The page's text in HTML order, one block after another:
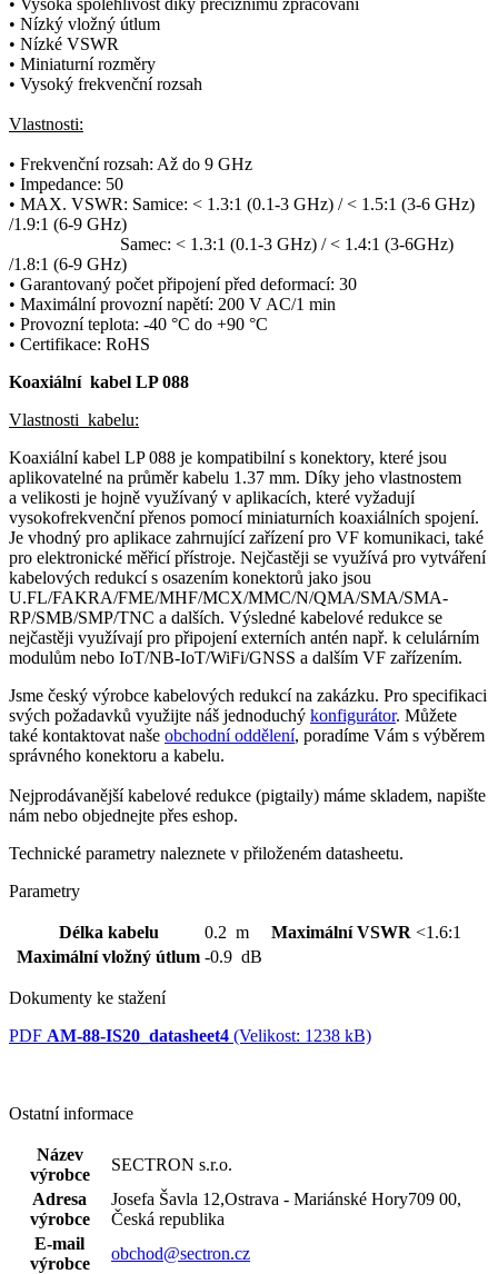
• Nízký vložný útlum
• Nízké VSWR
• Miniaturní rozměry
• Vysoký frekvenční rozsah
Vlastnosti:
• Frekvenční rozsah: Až do 9 GHz
• Impedance: 50
• MAX. VSWR: Samice: < 1.3:1 (0.1-3 GHz) / < 1.5:1 (3-6 GHz)
/1.9:1 (6-9 GHz)
Samec: < 1.3:1 (0.1-3 GHz) / < 1.4:1 (3-6GHz)
/1.8:1 (6-9 GHz)
• Garantovaný počet připojení před deformací: 30
• Maximální provozní napětí: 200 V AC/1 min
• Provozní teplota: -40 °C do +90 °C
• Certifikace: RoHS
Koaxiální kabel LP 088
Vlastnosti kabelu:
Koaxiální kabel LP 088 je kompatibilní s konektory, které jsou
aplikovatelné na průměr kabelu 1.37 mm. Díky jeho vlastnostem
a velikosti je hojně využívaný v aplikacích, které vyžadují
vysokofrekvenční přenos pomocí miniaturních koaxiálních spojení.
Je vhodný pro aplikace zahrnující zařízení pro VF komunikaci, také
pro elektronické měřicí přístroje. Nejčastěji se využívá pro vytváření
kabelových redukcí s osazením konektorů jako jsou
U.FL/FAKRA/FME/MHF/MCX/MMC/N/QMA/SMA/SMA-
RP/SMB/SMP/TNC a dalších. Výsledné kabelové redukce se
nejčastěji využívají pro připojení externích antén např. k celulárním
modulům nebo IoT/NB-IoT/WiFi/GNSS a dalším VF zařízením.
Jsme český výrobce kabelových redukcí na zakázku. Pro specifikaci
svých požadavků využijte náš jednoduchý konfigurátor. Můžete
také kontaktovat naše obchodní oddělení, poradíme Vám s výběrem
správného konektoru a kabelu.
Nejprodávanější kabelové redukce (pigtaily) máme skladem, napište
nám nebo objednejte přes eshop.
Technické parametry naleznete v přiloženém datasheetu.
Parametry
Délka kabelu 0.2 m Maximální VSWR <1.6:1
Maximální vložný útlum -0.9 dB
Dokumenty ke stažení
PDF AM-88-IS20_datasheet4 (Velikost: 1238 kB)
Ostatní informace
Název
výrobce
SECTRON s.r.o.
Adresa
výrobce
Josefa Šavla 12,Ostrava - Mariánské Hory709 00,
Česká republika
E-mail
výrobce
obchod@sectron.cz